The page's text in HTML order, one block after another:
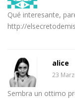
Qué interesante,
http://
alice
23
Sembra un ottimo